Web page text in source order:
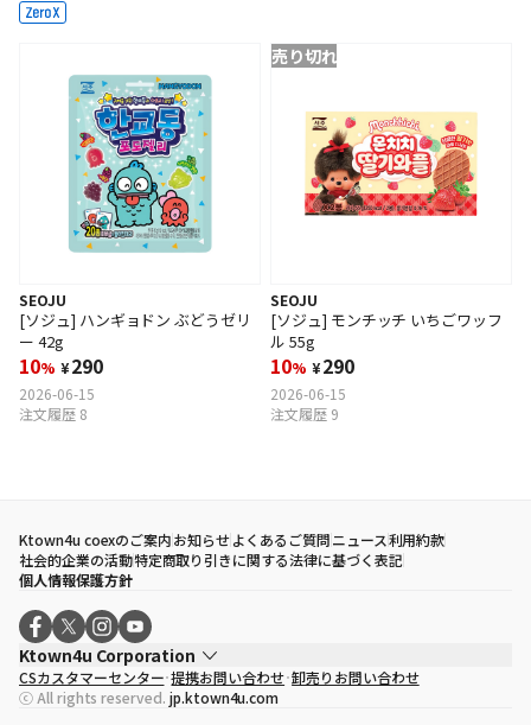
SEOJU
[ソジュ] ハンギョドン ぶどうゼリ
ー 42g
10% ¥290
2026-06-15
注文履歴 8
売り切れ
SEOJU
[ソジュ] モンチッチ いちごワッフ
ル 55g
10% ¥290
2026-06-15
注文履歴 9
Ktown4u coexのご案内お知らせよくあるご質問ニュース利用約款
社会的企業の活動特定商取り引きに関する法律に基づく表記
個人情報保護方針
Ktown4u Corporation
代表取締役
ソン・ヒョミン
事業者登録番号120-87-71116
CSカスタマーセンター 提携お問い合わせ 卸売りお問い合わせ
ⓒ All rights reserved. jp.ktown4u.com